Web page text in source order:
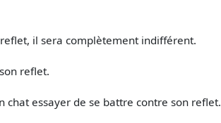
il sera complètement indifférent.
reflet.
chat essayer de se battre contre son reflet.